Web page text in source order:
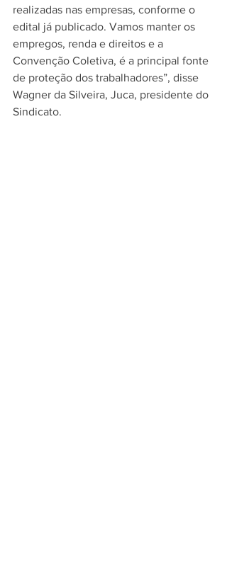
realizadas nas empresas, conforme o
edital já publicado. Vamos manter os
empregos, renda e direitos e a
Convenção Coletiva, é a principal fonte
de proteção dos trabalhadores”, disse
Wagner da Silveira, Juca, presidente do
Sindicato.